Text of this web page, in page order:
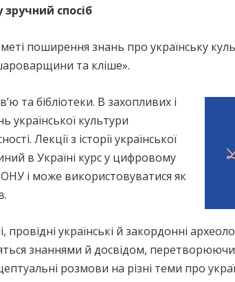
зручний спосіб
поширення знань про українську
та кліше».
та бібліотеки. В захопливих і
української культури
Лекції з історії української
в Україні курс у цифровому
і може використовуватися як
українські й закордонні
знаннями й досвідом,
розмови на різні теми про